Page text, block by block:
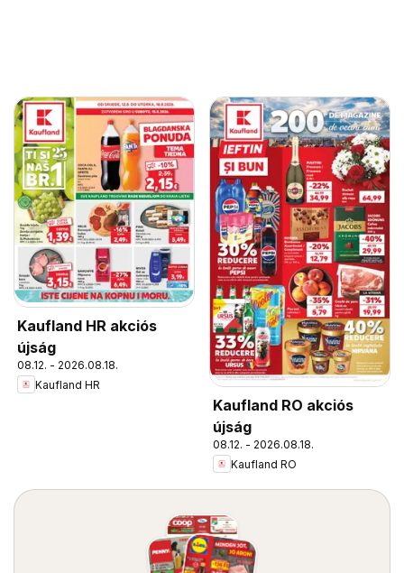
Kaufland HR akciós
újság
08.12. - 2026.08.18.
Kaufland HR
Kaufland RO akciós
újság
08.12. - 2026.08.18.
Kaufland RO